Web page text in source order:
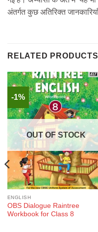
अंतर्गत कुछ अतिरिक्‍त
RELATED PRODUCTS
-1%
OUT OF STOCK
ENGLISH
OBS Dialogue Raintree
Workbook for Class 8